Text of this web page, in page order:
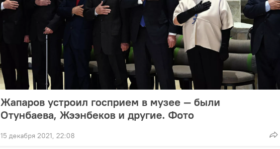
Жапаров устроил госприем в музее — были
Отунбаева, Жээнбеков и другие. Фото
15 декабря 2021, 22:08